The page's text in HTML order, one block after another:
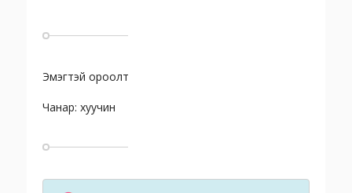
Эмэгтэй ороолт
Чанар: хуучин